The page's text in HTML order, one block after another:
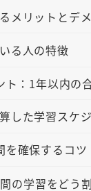
メリットとデ
る人の特徴
ト：1年以内の
した学習スケ
を確保するコツ
の学習をどう